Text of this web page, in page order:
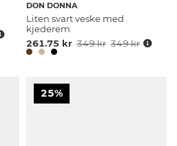
DON DONNA
Liten svart veske med
kjederem
261.75 kr 349 kr 349 kr
25%